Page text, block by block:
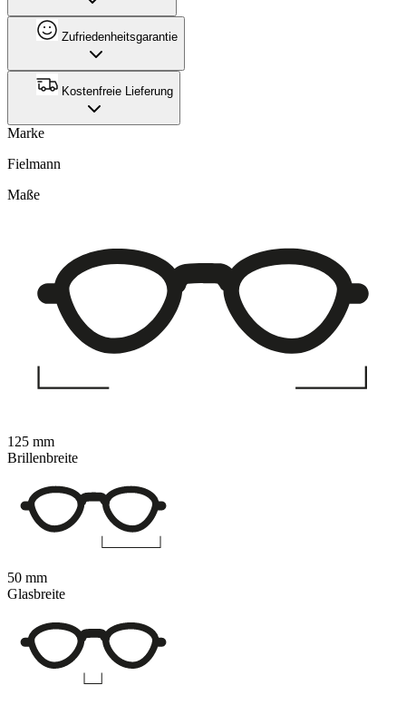
Zufriedenheitsgarantie
Kostenfreie Lieferung
Marke
Fielmann
Maße
125 mm
Brillenbreite
50 mm
Glasbreite